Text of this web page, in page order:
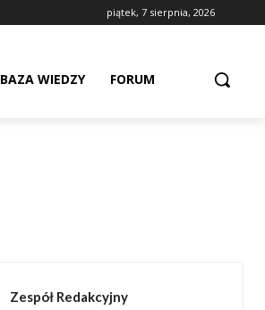
piątek, 7 sierpnia, 2026
BAZA WIEDZY FORUM
Zespół Redakcyjny